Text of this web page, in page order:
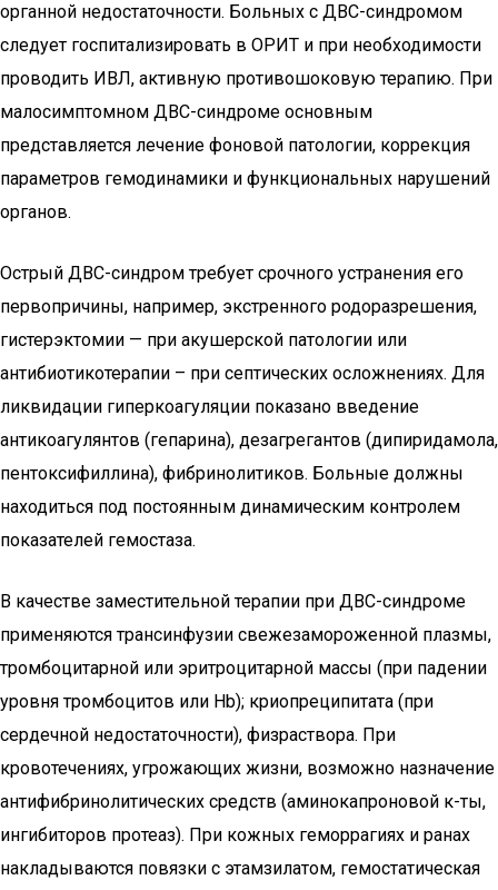
органной недостаточности. Больных с ДВС-синдромом
следует госпитализировать в ОРИТ и при необходимости
проводить ИВЛ, активную противошоковую терапию. При
малосимптомном ДВС-синдроме основным
представляется лечение фоновой патологии, коррекция
параметров гемодинамики и функциональных нарушений
органов.
Острый ДВС-синдром требует срочного устранения его
первопричины, например, экстренного родоразрешения,
гистерэктомии — при акушерской патологии или
антибиотикотерапии – при септических осложнениях. Для
ликвидации гиперкоагуляции показано введение
антикоагулянтов (гепарина), дезагрегантов (дипиридамола,
пентоксифиллина), фибринолитиков. Больные должны
находиться под постоянным динамическим контролем
показателей гемостаза.
В качестве заместительной терапии при ДВС-синдроме
применяются трансинфузии свежезамороженной плазмы,
тромбоцитарной или эритроцитарной массы (при падении
уровня тромбоцитов или Hb); криопреципитата (при
сердечной недостаточности), физраствора. При
кровотечениях, угрожающих жизни, возможно назначение
антифибринолитических средств (аминокапроновой к-ты,
ингибиторов протеаз). При кожных геморрагиях и ранах
накладываются повязки с этамзилатом, гемостатическая